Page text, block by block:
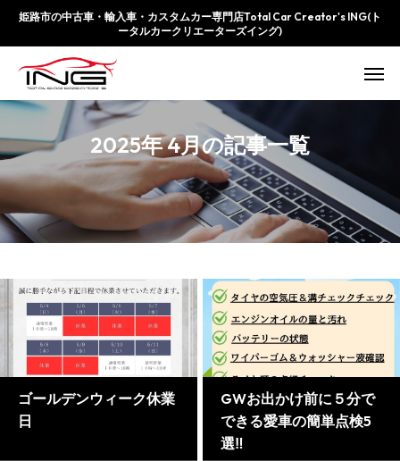
姫路市の中古車・輸入車・カスタムカー専門店Total Car Creator's ING(ト
ータルカークリエーターズイング)
2025年 4月の記事一覧
ゴールデンウィーク休業
日
GWお出かけ前に５分で
できる愛車の簡単点検5
選‼️